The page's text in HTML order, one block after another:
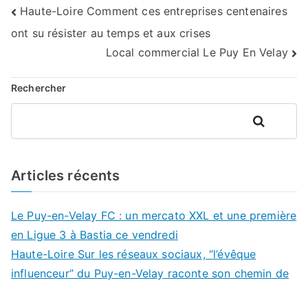
Navigation
de
l’article
Haute-Loire Comment ces entreprises centenaires
ont su résister au temps et aux crises
Local commercial Le Puy En Velay
Rechercher
Rechercher
Articles récents
Le Puy-en-Velay FC : un mercato XXL et une première
en Ligue 3 à Bastia ce vendredi
Haute-Loire Sur les réseaux sociaux, “l’évêque
influenceur” du Puy-en-Velay raconte son chemin de